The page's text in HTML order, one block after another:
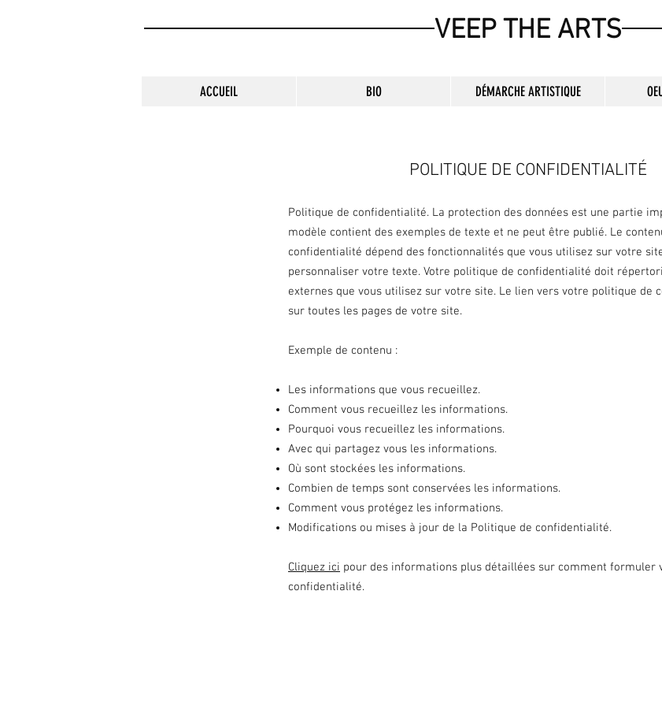
VEEP THE ARTS
ACCUEIL BIO DÉMARCHE ARTISTIQUE
POLITIQUE DE CONFIDENTIALITÉ
Politique de confidentialité. La protection des données est une partie
modèle contient des exemples de texte et ne peut être publié. Le
confidentialité dépend des fonctionnalités que vous utilisez sur votre
personnaliser votre texte. Votre politique de confidentialité doit
externes que vous utilisez sur votre site. Le lien vers votre politique de
sur toutes les pages de votre site.
Exemple de contenu :
Les informations que vous recueillez.
Comment vous recueillez les informations.
Pourquoi vous recueillez les informations.
Avec qui partagez vous les informations.
Où sont stockées les informations.
Combien de temps sont conservées les informations.
Comment vous protégez les informations.
Modifications ou mises à jour de la Politique de confidentialité.
Cliquez ici pour des informations plus détaillées sur comment formuler
confidentialité.